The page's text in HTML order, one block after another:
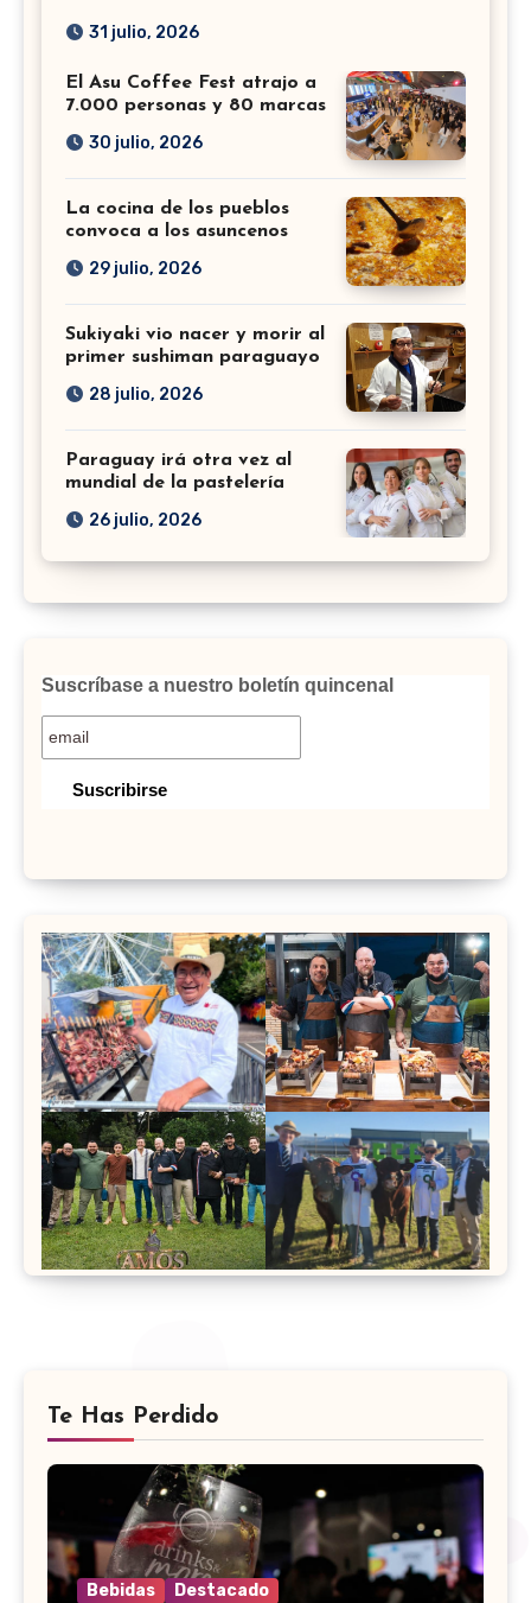
31 julio, 2026
El Asu Coffee Fest atrajo a
7.000 personas y 80 marcas
30 julio, 2026
La cocina de los pueblos
convoca a los asuncenos
29 julio, 2026
Sukiyaki vio nacer y morir al
primer sushiman paraguayo
28 julio, 2026
Paraguay irá otra vez al
mundial de la pastelería
26 julio, 2026
Suscríbase a nuestro boletín quincenal
Te Has Perdido
Bebidas Destacado